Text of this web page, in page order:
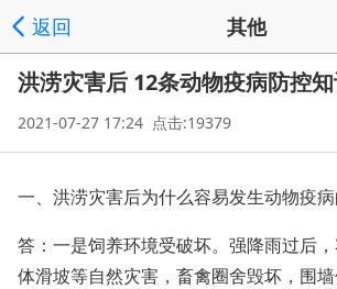
返回 其他
洪涝灾害后 12条动物疫病防控
2021-07-27 17:24 点击:19379
一、洪涝灾害后为什么容易发生动物疫
答：一是饲养环境受破坏。强降雨过后
体滑坡等自然灾害，畜禽圈舍毁坏，围